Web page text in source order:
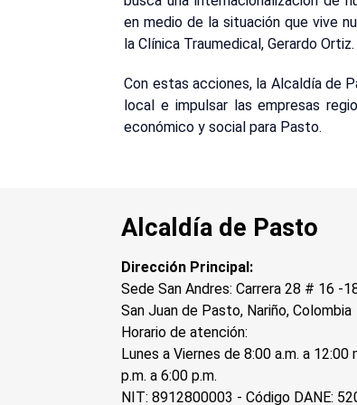
en medio de la situación que vive
la Clínica Traumedical, Gerardo Ortiz.
Con estas acciones, la Alcaldía de
local e impulsar las empresas
económico y social para Pasto.
Alcaldía de Pasto
Dirección Principal:
Sede San Andres: Carrera 28 # 16 -
San Juan de Pasto, Nariño, Colombia
Horario de atención:
Lunes a Viernes de 8:00 a.m. a 12:00
p.m. a 6:00 p.m.
NIT: 8912800003 - Código DANE: